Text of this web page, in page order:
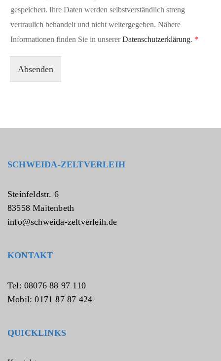
G
-
v
ä
i
gespeichert. Ihre Daten werden selbstverständlich streng
vertraulich behandelt und nicht weitergegeben. Nähere
Informationen finden Sie in unsererDatenschutzerklärung. *
Absenden
SCHWEIDA-ZELTVERLEIH
Steinfeldstr. 6
83558 Maitenbeth
info@schweida-zeltverleih.de
KONTAKT
Tel: 08076 88 97 110
Mobil: 0171 87 87 424
QUICKLINKS